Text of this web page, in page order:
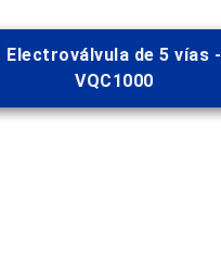
Electroválvula de 5 vías -
VQC1000